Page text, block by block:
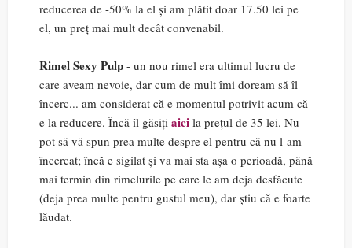
reducerea de -50% la el și am plătit doar 17.50 lei pe
el, un preț mai mult decât convenabil.
Rimel Sexy Pulp - un nou rimel era ultimul lucru de
care aveam nevoie, dar cum de mult îmi doream să îl
încerc... am considerat că e momentul potrivit acum că
e la reducere. Încă îl găsiți aici la prețul de 35 lei. Nu
pot să vă spun prea multe despre el pentru că nu l-am
încercat; încă e sigilat și va mai sta așa o perioadă, până
mai termin din rimelurile pe care le am deja desfăcute
(deja prea multe pentru gustul meu), dar știu că e foarte
lăudat.